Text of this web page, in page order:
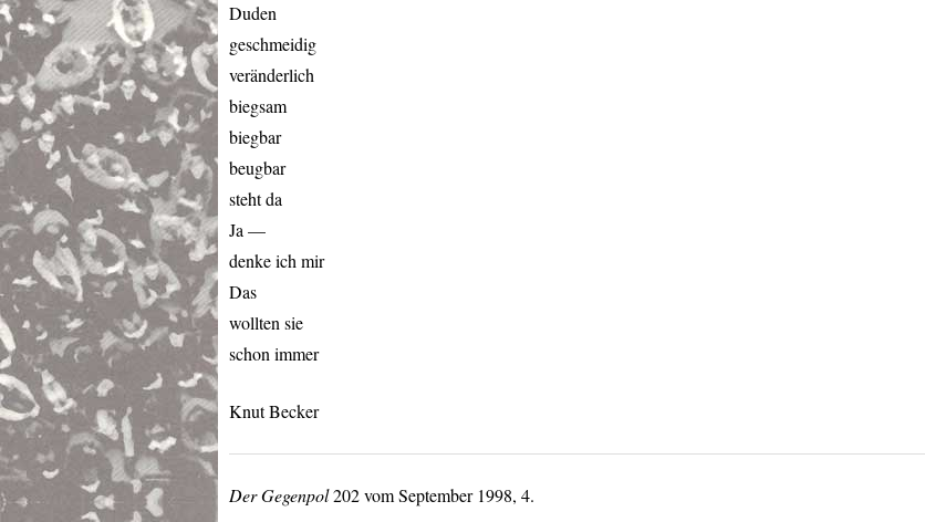
Duden
geschmeidig
veränderlich
biegsam
biegbar
beugbar
steht da
Ja —
denke ich mir
Das
wollten sie
schon immer
Knut Becker
Der Gegenpol202 vom September 1998, 4.